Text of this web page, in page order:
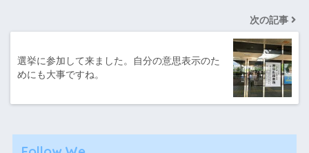
次の記事
選挙に参加して来ました。自分の意思表示のた
めにも大事ですね。